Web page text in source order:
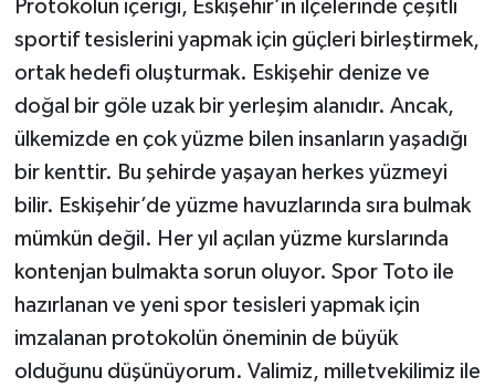
Protokolün içeriği, Eskişehir’in ilçelerinde çeşitli
sportif tesislerini yapmak için güçleri birleştirmek,
ortak hedefi oluşturmak. Eskişehir denize ve
doğal bir göle uzak bir yerleşim alanıdır. Ancak,
ülkemizde en çok yüzme bilen insanların yaşadığı
bir kenttir. Bu şehirde yaşayan herkes yüzmeyi
bilir. Eskişehir’de yüzme havuzlarında sıra bulmak
mümkün değil. Her yıl açılan yüzme kurslarında
kontenjan bulmakta sorun oluyor. Spor Toto ile
hazırlanan ve yeni spor tesisleri yapmak için
imzalanan protokolün öneminin de büyük
olduğunu düşünüyorum. Valimiz, milletvekilimiz ile